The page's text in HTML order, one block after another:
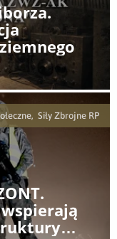
Siły Zbrojne RP